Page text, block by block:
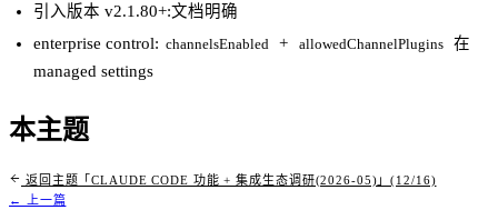
引入版本 v2.1.80+:文档明确
enterprise control: channelsEnabled + allowedChannelPlugins
在
managed settings
本主题
返回主题「CLAUDE CODE 功能 + 集成生态调研(2026-05)」(12/16)
← 上一篇